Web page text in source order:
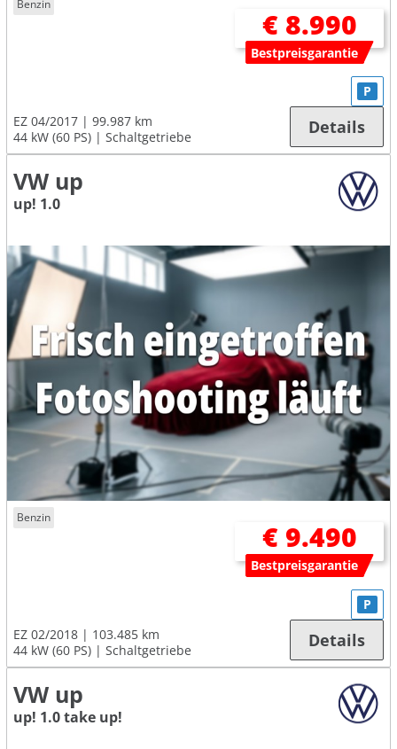
Benzin
€ 8.990
Bestpreisgarantie
EZ 04/2017
99.987 km
44 kW (60 PS)
Schaltgetriebe
P
Details
VW up
up! 1.0
Benzin
€ 9.490
Bestpreisgarantie
EZ 02/2018
103.485 km
44 kW (60 PS)
Schaltgetriebe
P
Details
VW up
up! 1.0 take up!